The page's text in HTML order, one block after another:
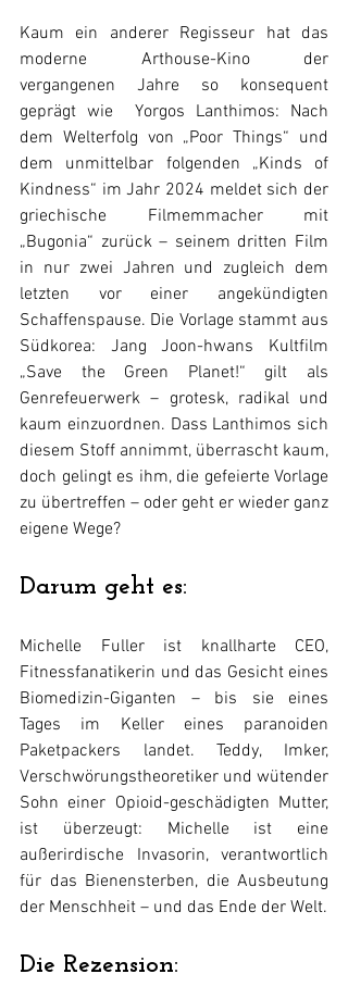
Kaum ein anderer Regisseur hat das
moderne Arthouse-Kino der
vergangenen Jahre so konsequent
geprägt wie  Yorgos Lanthimos: Nach
dem Welterfolg von „Poor Things“ und
dem unmittelbar folgenden „Kinds of
Kindness“ im Jahr 2024 meldet sich der
griechische Filmemmacher mit
„Bugonia“ zurück – seinem dritten Film
in nur zwei Jahren und zugleich dem
letzten vor einer angekündigten
Schaffenspause. Die Vorlage stammt aus
Südkorea: Jang Joon-hwans Kultfilm
„Save the Green Planet!“ gilt als
Genrefeuerwerk – grotesk, radikal und
kaum einzuordnen. Dass Lanthimos sich
diesem Stoff annimmt, überrascht kaum,
doch gelingt es ihm, die gefeierte Vorlage
zu übertreffen – oder geht er wieder ganz
eigene Wege?
Darum geht es:
Michelle Fuller ist knallharte CEO,
Fitnessfanatikerin und das Gesicht eines
Biomedizin-Giganten – bis sie eines
Tages im Keller eines paranoiden
Paketpackers landet. Teddy, Imker,
Verschwörungstheoretiker und wütender
Sohn einer Opioid-geschädigten Mutter,
ist überzeugt: Michelle ist eine
außerirdische Invasorin, verantwortlich
für das Bienensterben, die Ausbeutung
der Menschheit – und das Ende der Welt.
Die Rezension: